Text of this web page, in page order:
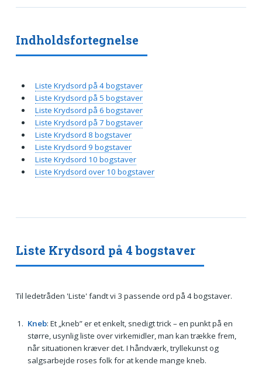
Liste Krydsord på 4 bogstaver
Til ledetråden 'Liste' fandt vi 3 passende ord på 4 bogstaver.
Kneb: Et „kneb” er et enkelt, snedigt trick – en punkt på en
større, usynlig liste over virkemidler, man kan trække frem,
når situationen kræver det. I håndværk, tryllekunst og
salgsarbejde roses folk for at kende mange kneb.
Indholdsfortegnelse
Liste Krydsord på 4 bogstaver
Liste Krydsord på 5 bogstaver
Liste Krydsord på 6 bogstaver
Liste Krydsord på 7 bogstaver
Liste Krydsord 8 bogstaver
Liste Krydsord 9 bogstaver
Liste Krydsord 10 bogstaver
Liste Krydsord over 10 bogstaver